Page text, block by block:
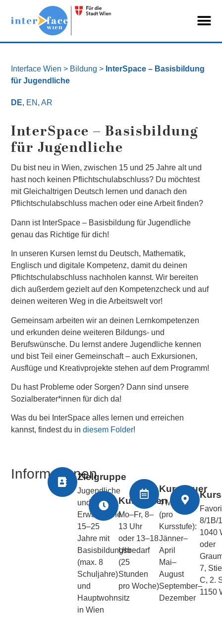
Interface Wien > Bildung > InterSpace – Basisbildung
für Jugendliche
DE, EN, AR
InterSpace – Basisbildung
für Jugendliche
Du bist neu in Wien, zwischen 15 und 25 Jahre alt und
hast noch keinen Pflichtschulabschluss? Du möchtest
mit Gleichaltrigen Deutsch lernen und danach den
Pflichtschulabschluss machen oder eine Arbeit finden?
Dann ist InterSpace – Basisbildung für Jugendliche
genau das Richtige für dich!
In unseren Kursen lernst du Deutsch, Mathematik,
Englisch und digitale Kompetenz, damit du deinen
Pflichtschulabschluss nachholen kannst. Wir bereiten
dich außerdem gezielt auf den Kompetenzcheck und auf
deinen weiteren Weg in die Arbeitswelt vor!
Gemeinsam arbeiten wir an deinen Lernkompetenzen
und erkunden deine weiteren Bildungs- und
Berufswünsche. Du lernst andere Jugendliche kennen
und bist Teil einer Gemeinschaft – auch Exkursionen,
Ausflüge und Kreativprojekte stehen auf dem Programm!
Du hast Probleme oder Sorgen? Dann sind unsere
Sozialberater*innen für dich da!
Was du bei InterSpace alles lernen und erreichen
kannst, findest du indiesem Folder!
InformationenZielgruppe
Jugendliche
und junge
Erwachsene
15–25
Jahre mit
Basisbildungsbedarf
(max. 8
Schuljahre)
und
Hauptwohnsitz
in Wien
Kurszeiten
Mo–Fr, 8–
13 Uhr
oder 13–18
Uhr
(25
Stunden
pro Woche)
Kursdauer
4 Monate
(pro
Kursstufe):
Jänner–
April
Mai–
August
September–
Dezember
8/1B/
1040
oder
7,
C, 2.
1150